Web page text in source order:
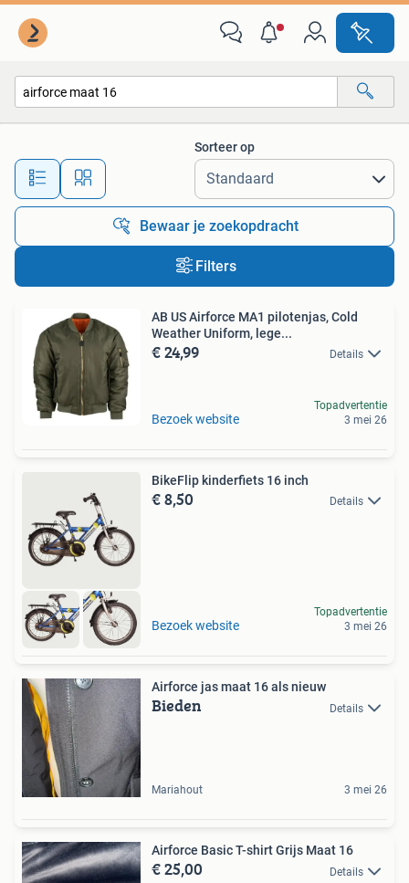
Alle afstanden…
Sorteer op
Bewaar je zoekopdracht
Filters
AB US Airforce MA1 pilotenjas, Cold
Weather Uniform, lege...
€ 24,99 Details
Bezoek website
Topadvertentie
3 mei 26
BikeFlip kinderfiets 16 inch
€ 8,50 Details
Bezoek website
Topadvertentie
3 mei 26
Airforce jas maat 16 als nieuw
Bieden Details
Mariahout 3 mei 26
Airforce Basic T-shirt Grijs Maat 16
€ 25,00 Details